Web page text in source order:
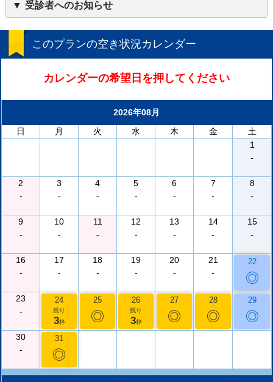
受診者へのお知らせ
このプランの空き状況カレンダー
カレンダーの希望日を押してください
2026年08月
日
月 火 水 木 金
土
1
-
2
-
3
-
4
-
5
-
6
-
7
-
8
-
9
-
10
-
11
-
12
-
13
-
14
-
15
-
16
-
17
-
18
-
19
-
20
-
21
-
22
◎
23
-
24
残り
3枠
25
◎
26
残り
3枠
27
◎
28
◎
29
◎
30
-
31
◎